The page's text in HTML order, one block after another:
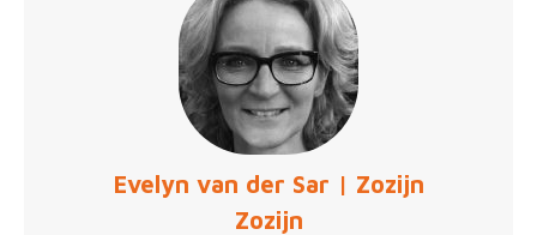
Evelyn van der Sar | Zozijn
Zozijn